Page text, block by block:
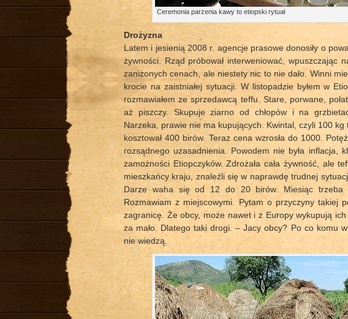
Ceremonia parzenia kawy to etiopski rytuał
Drożyzna
Latem i jesienią 2008 r. agencje prasowe donosiły o
żywności. Rząd próbował interweniować, wpuszczając
zaniżonych cenach, ale niestety nic to nie dało. Winni
krocie na zaistniałej sytuacji. W listopadzie byłem w
rozmawiałem ze sprzedawcą teffu. Stare, porwane,
aż piszczy. Skupuje ziarno od chłopów i na
Narzeka, prawie nie ma kupujących. Kwintal, czyli 100
kosztował 400 birów. Teraz cena wzrosła do 1000.
rozsądnego uzasadnienia. Powodem nie była inflacja,
zamożności Etiopczyków. Zdrożała cała żywność, ale
mieszkańcy kraju, znaleźli się w naprawdę trudnej
Darze waha się od 12 do 20 birów. Miesiąc trzeba
Rozmawiam z miejscowymi. Pytam o przyczyny takiej
zagranicę. Że obcy, może nawet i z Europy wykupują
za mało. Dlatego taki drogi. – Jacy obcy? Po co komu
nie wiedzą.